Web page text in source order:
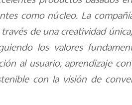
como núcleo. La
de una creatividad
los valores
al usuario, aprendizaje
con la visión de